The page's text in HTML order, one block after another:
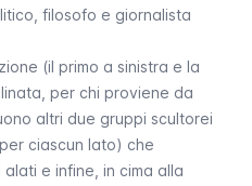
filosofo e giornalista
(il primo a sinistra e la
per chi proviene da
altri due gruppi scultorei
ciascun lato) che
alati e infine, in cima alla